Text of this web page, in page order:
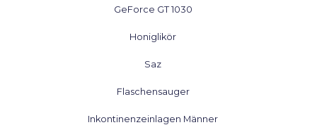
GeForce GT 1030
Honiglikör
Saz
Flaschensauger
Inkontinenzeinlagen Männer